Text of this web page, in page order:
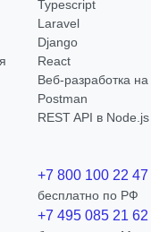
Typescript
Laravel
Django
React
Веб-разработка
Postman
REST API в Node.js
+7 800 100 22 47
бесплатно по РФ
+7 495 085 21 62